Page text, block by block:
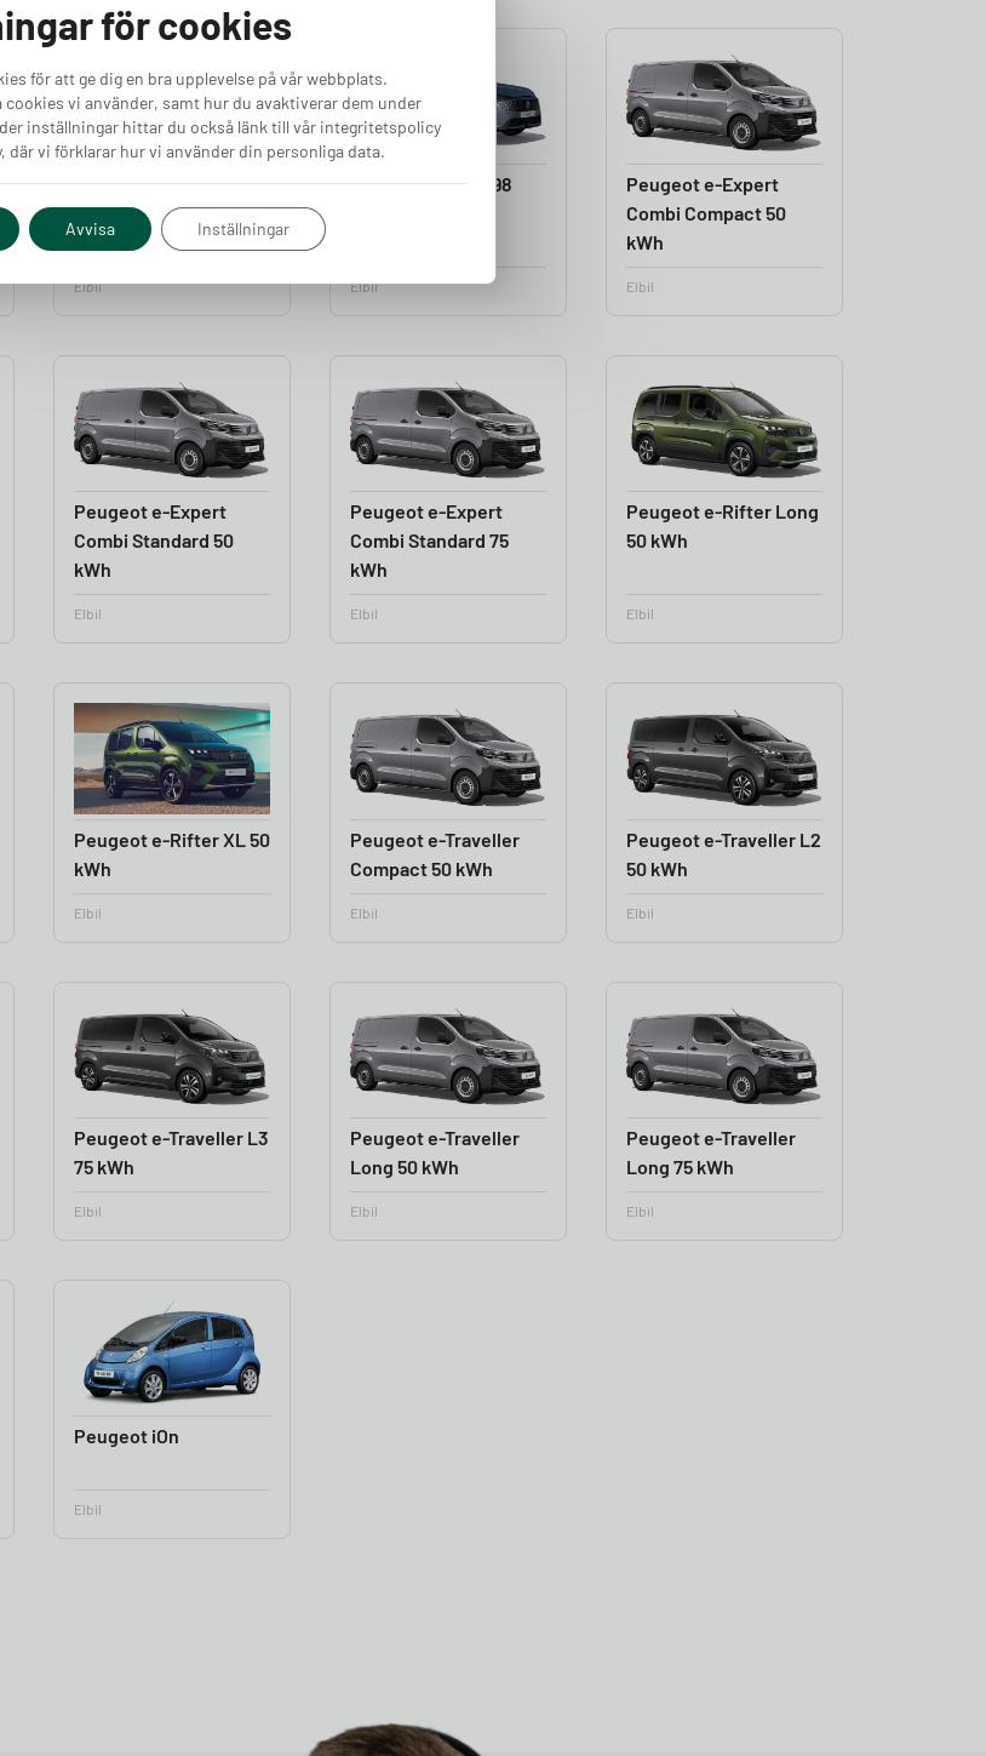
Peugeot e-5008 73
kWh Dual Motor
Elbil
Peugeot e-5008 98
Elbil
Peugeot e-Expert
Combi Compact 50
kWh
Elbil
Peugeot e-Expert
Combi Standard 50
kWh
Elbil
Peugeot e-Expert
Combi Standard 75
kWh
Elbil
Peugeot e-Rifter Long
50 kWh
Elbil
Peugeot e-Rifter XL 50
kWh
Elbil
Peugeot e-Traveller
Compact 50 kWh
Elbil
Peugeot e-Traveller L2
50 kWh
Elbil
Peugeot e-Traveller L3
75 kWh
Elbil
Peugeot e-Traveller
Long 50 kWh
Elbil
Peugeot e-Traveller
Long 75 kWh
Elbil
Peugeot iOn
Elbil
för cookies
för att ge dig en bra upplevelse på vår webbplats.
cookies vi använder, samt hur du avaktiverar dem under
inställningar hittar du också länk till vår integritetspolicy
där vi förklarar hur vi använder din personliga data.
Avvisa Inställningar